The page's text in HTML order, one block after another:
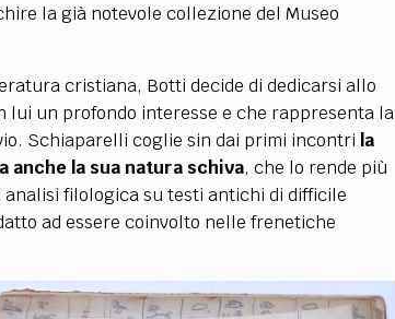
la già notevole collezione del Museo
cristiana, Botti decide di dedicarsi allo
un profondo interesse e che rappresenta la
Schiaparelli coglie sin dai primi incontri la
la sua natura schiva, che lo rende più
filologica su testi antichi di difficile
ad essere coinvolto nelle frenetiche